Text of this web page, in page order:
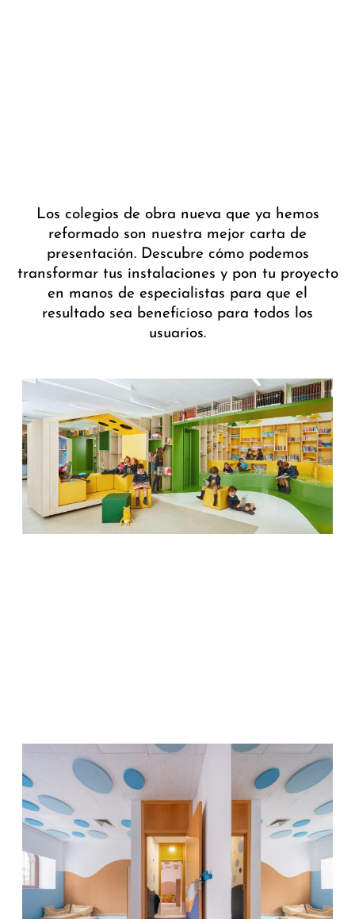
Los colegios de obra nueva que ya hemos
reformado son nuestra mejor carta de
presentación. Descubre cómo podemos
transformar tus instalaciones y pon tu proyecto
en manos de especialistas para que el
resultado sea beneficioso para todos los
usuarios.